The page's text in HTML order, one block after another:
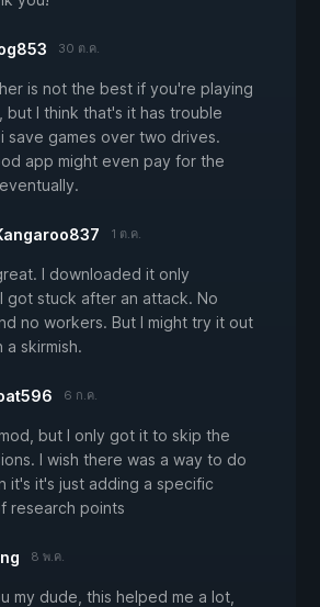
30 ต.ค.
is not the best if you're playing
but I think that's it has trouble
save games over two drives.
app might even pay for the
1 ต.ค.
I downloaded it only
got stuck after an attack. No
no workers. But I might try it out
skirmish.
6 ก.ค.
but I only got it to skip the
I wish there was a way to do
it's it's just adding a specific
research points
8 พ.ค.
my dude, this helped me a lot,